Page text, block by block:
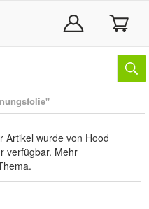
Artikel wurde von Hood
verfügbar. Mehr